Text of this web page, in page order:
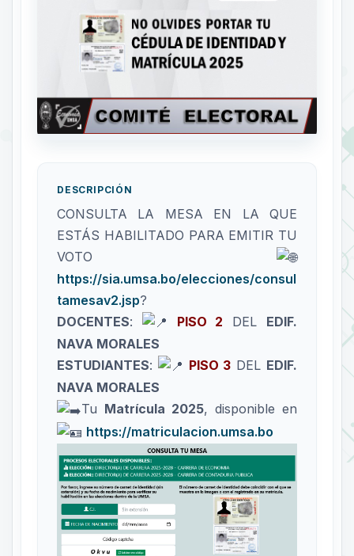
DESCRIPCIÓN
CONSULTA LA MESA EN LA QUE
ESTÁS HABILITADO PARA EMITIR TU
VOTO
https://sia.umsa.bo/elecciones/consul
tamesav2.jsp?
DOCENTES: PISO 2 DEL EDIF.
NAVA MORALES
ESTUDIANTES: PISO 3 DEL EDIF.
NAVA MORALES
Tu Matrícula 2025, disponible en
https://matriculacion.umsa.bo